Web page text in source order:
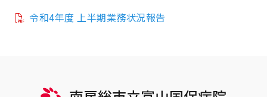
令和4年度 上半期業務状況報告